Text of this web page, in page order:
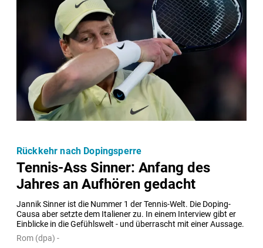
Tennis-Ass Sinner: Anfang des
Jahres an Aufhören gedacht
Jannik Sinner ist die Nummer 1 der Tennis-Welt. Die Doping-
Causa aber setzte dem Italiener zu. In einem Interview gibt er
Einblicke in die Gefühlswelt - und überrascht mit einer Aussage.
Rückkehr nach Dopingsperre
Rom (dpa) -